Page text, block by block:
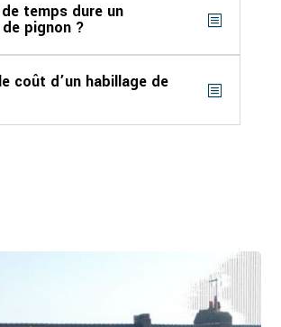
temps dure un
pignon ?
coût d’un habillage de